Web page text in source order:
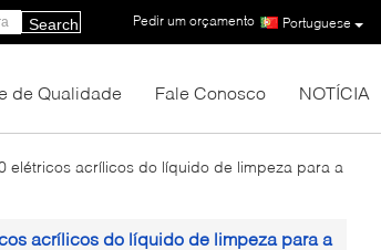
Portuguese
Pedir um orçamento |
Search
de Qualidade Fale Conosco NOTÍCIA
elétricos acrílicos do líquido de limpeza para a
acrílicos do líquido de limpeza para a